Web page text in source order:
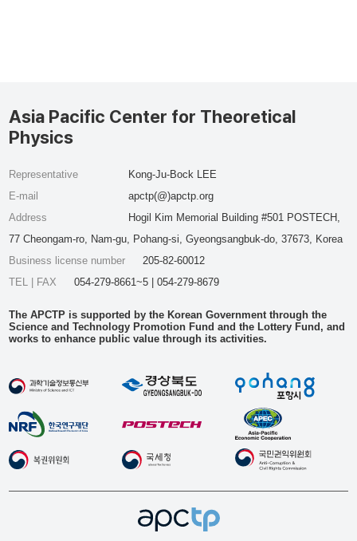
Asia Pacific Center for Theoretical
Physics
Representative
Kong-Ju-Bock LEE
E-mail
apctp(@)apctp.org
Address
Hogil Kim Memorial Building #501 POSTECH,
77 Cheongam-ro, Nam-gu, Pohang-si, Gyeongsangbuk-do, 37673, Korea
Business license number
205-82-60012
TEL | FAX
054-279-8661~5 | 054-279-8679
The APCTP is supported by the Korean Government through the
Science and Technology Promotion Fund and the Lottery Fund, and
works to enhance public value through its activities.